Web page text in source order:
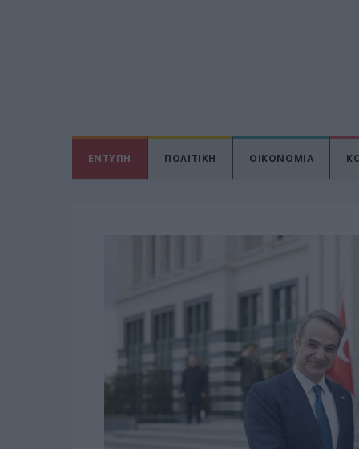
ΕΝΤΥΠΗ ΠΟΛΙΤΙΚΗ ΟΙΚΟΝΟΜΙΑ